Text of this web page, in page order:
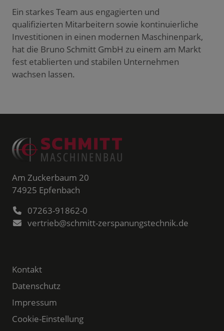
Ein starkes Team aus engagierten und
qualifizierten Mitarbeitern sowie kontinuierliche
Investitionen in einen modernen Maschinenpark,
hat die Bruno Schmitt GmbH zu einem am Markt
fest etablierten und stabilen Unternehmen
wachsen lassen.
Am Zuckerbaum 20
74925 Epfenbach
07263-91862-0
vertrieb@schmitt-zerspanungstechnik.de
Kontakt
Datenschutz
Impressum
Cookie-Einstellung